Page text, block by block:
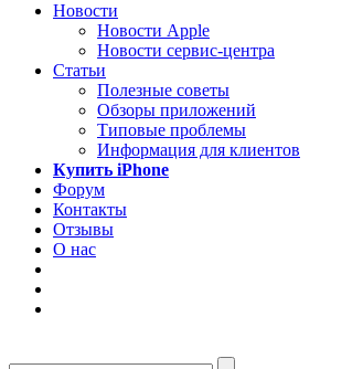
Новости
Новости Apple
Новости сервис-центра
Статьи
Полезные советы
Обзоры приложений
Типовые проблемы
Информация для клиентов
Купить iPhone
Форум
Контакты
Отзывы
О нас